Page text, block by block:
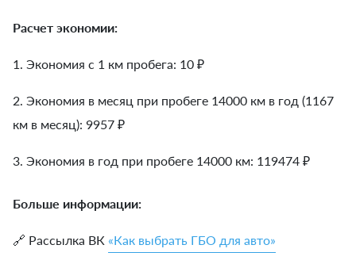
Расчет экономии:
1. Экономия с 1 км пробега: 10 ₽
2. Экономия в месяц при пробеге 14000 км в год (1167
км в месяц): 9957 ₽
3. Экономия в год при пробеге 14000 км: 119474 ₽
Больше информации:
🔗 Рассылка ВК «Как выбрать ГБО для авто»